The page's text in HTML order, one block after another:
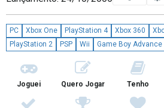
PC Xbox One PlayStation 4 Xbox 360
PlayStation 2
PSP Wii Game Boy Advance
Joguei Quero Jogar Tenho